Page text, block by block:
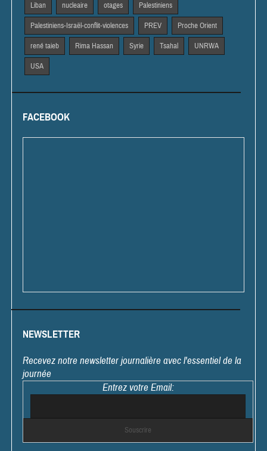
Liban nucleaire otages Palestiniens
Palestiniens-Israël-conflit-violences PREV Proche Orient
rené taieb Rima Hassan Syrie Tsahal UNRWA
USA
FACEBOOK
NEWSLETTER
Recevez notre newsletter journalière avec l'essentiel de la
journée
Entrez votre Email: